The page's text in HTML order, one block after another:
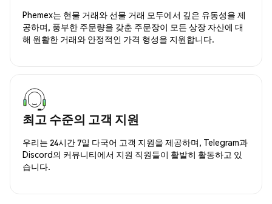
Phemex는 현물 거래와 선물 거래 모두에서 깊은 유동성을 제
공하며, 풍부한 주문량을 갖춘 주문장이 모든 상장 자산에 대
해 원활한 거래와 안정적인 가격 형성을 지원합니다.
최고 수준의 고객 지원
우리는 24시간 7일 다국어 고객 지원을 제공하며, Telegram과
Discord의 커뮤니티에서 지원 직원들이 활발히 활동하고 있
습니다.